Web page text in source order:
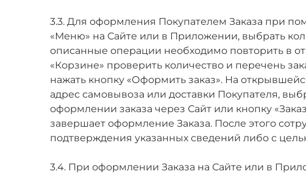
3.3. Для оформления Покупателем Заказа при
«Меню» на Сайте или в Приложении, выбрать
описанные операции необходимо повторить в
«Корзине» проверить количество и перечень
нажать кнопку «Оформить заказ». На
адрес самовывоза или доставки Покупателя,
оформлении заказа через Сайт или кнопку
завершает оформление Заказа. После этого
подтверждения указанных сведений либо с
3.4. При оформлении Заказа на Сайте или в